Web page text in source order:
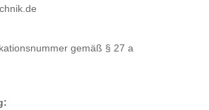
gemäß § 27 a